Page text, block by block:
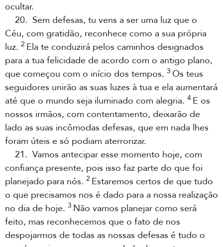
ocultar.
20. Sem defesas, tu vens a ser uma luz que o
Céu, com gratidão, reconhece como a sua própria
luz. 2 Ela te conduzirá pelos caminhos designados
para a tua felicidade de acordo com o antigo plano,
que começou com o início dos tempos. 3 Os teus
seguidores unirão as suas luzes à tua e ela aumentará
até que o mundo seja iluminado com alegria. 4 E os
nossos irmãos, com contentamento, deixarão de
lado as suas incômodas defesas, que em nada lhes
foram úteis e só podiam aterrorizar.
21. Vamos antecipar esse momento hoje, com
confiança presente, pois isso faz parte do que foi
planejado para nós. 2 Estaremos certos de que tudo
o que precisamos nos é dado para a nossa realização
no dia de hoje. 3 Não vamos planejar como será
feito, mas reconhecemos que o fato de nos
despojarmos de todas as nossas defesas é tudo o